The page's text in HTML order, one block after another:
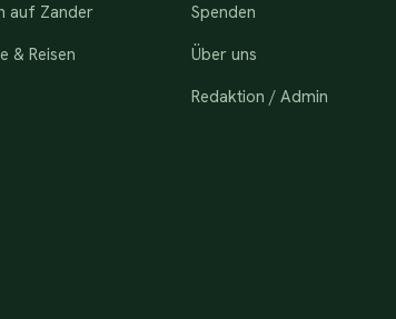
auf Zander
& Reisen
Spenden
Über uns
Redaktion / Admin